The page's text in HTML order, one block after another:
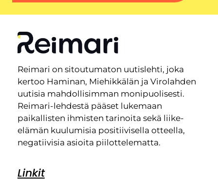
Reimari on sitoutumaton uutislehti, joka
kertoo Haminan, Miehikkälän ja Virolahden
uutisia mahdollisimman monipuolisesti.
Reimari-lehdestä pääset lukemaan
paikallisten ihmisten tarinoita sekä liike-
elämän kuulumisia positiivisella otteella,
negatiivisia asioita piilottelematta.
Linkit